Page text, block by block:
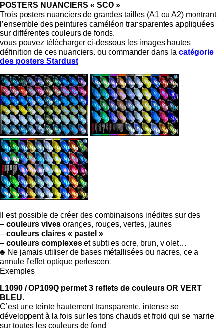
POSTERS NUANCIERS « SCO »
Trois posters nuanciers de grandes tailles (A1 ou A2) montrant
l’ensemble des peintures caméléon transparentes appliquées
sur différentes couleurs de fonds.
vous pouvez télécharger ci-dessous les images hautes
définition de ces nuanciers, ou commander dans la catégorie
des posters Stardust
Il est possible de créer des combinaisons inédites sur des
– couleurs vives oranges, rouges, vertes, jaunes
– couleurs claires « pastel »
– couleurs complexes et subtiles ocre, brun, violet…
♣ Ne jamais utiliser de bases métallisées ou nacres, cela
annule l’effet optique perlescent
Exemples
L1090 / OP109Q permet 3 reflets de couleurs OR VERT
BLEU.
C’est une teinte hautement transparente, intense se
développent à la fois sur les tons chauds et froid qui se marrie
sur toutes les couleurs de fond